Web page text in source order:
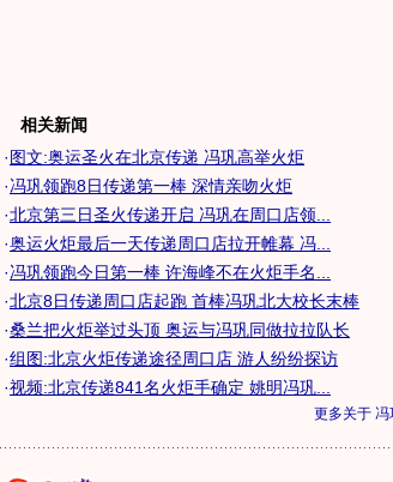
相关新闻
·图文:奥运圣火在北京传递 冯巩高举火炬
·冯巩领跑8日传递第一棒 深情亲吻火炬
·北京第三日圣火传递开启 冯巩在周口店领...
·奥运火炬最后一天传递周口店拉开帷幕 冯...
·冯巩领跑今日第一棒 许海峰不在火炬手名...
·北京8日传递周口店起跑 首棒冯巩北大校长末棒
·桑兰把火炬举过头顶 奥运与冯巩同做拉拉队长
·组图:北京火炬传递途径周口店 游人纷纷探访
·视频:北京传递841名火炬手确定 姚明冯巩...
更多关于 冯